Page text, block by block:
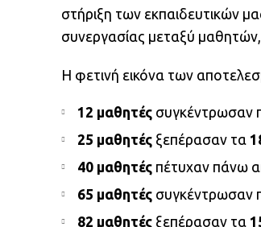
στήριξη των εκπαιδευτικών
συνεργασίας μεταξύ μαθητών,
Η φετινή εικόνα των
12 μαθητές συγκέντρωσαν
25 μαθητές ξεπέρασαν τα
40 μαθητές πέτυχαν πάνω
65 μαθητές συγκέντρωσαν
82 μαθητές ξεπέρασαν τα